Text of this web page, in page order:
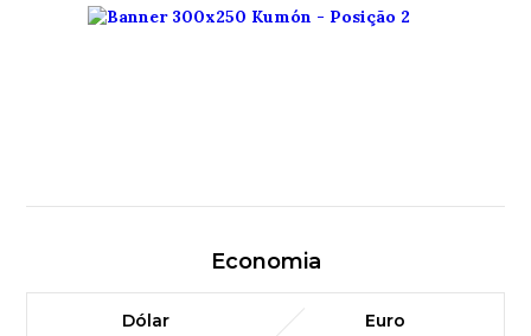
Economia
Dólar
Euro